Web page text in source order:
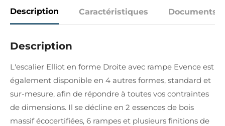
Description Caractéristiques Documents
Description
L'escalier Elliot en forme Droite avec rampe Evence est
également disponible en 4 autres formes, standard et
sur-mesure, afin de répondre à toutes vos contraintes
de dimensions. Il se décline en 2 essences de bois
massif écocertifiées, 6 rampes et plusieurs finitions de